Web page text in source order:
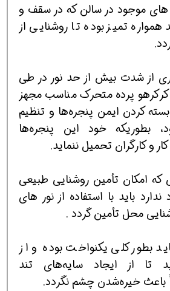
های موجود در سالن که در سقف و
همواره تمیز بوده تا روشنایی از
از شدت بیش از حد نور در طی
کرکرهو پرده متحرک مناسب مجهز
بسته کردن ایمن پنجره‌ها و تنظیم
بطوریکه خود این پنجره‌ها
و کارگران تحمیل ننماید.
که امکان تأمین روشنایی طبیعی
باید با استفاده از نور های
محل تأمین گردد .
‌باید بطور کلی ‌یکنواخت ‌بوده و از
تا از ایجاد سایه‌های ‌تند
باعث‌ خیره‌شدن‌ چشم ‌نگردد.